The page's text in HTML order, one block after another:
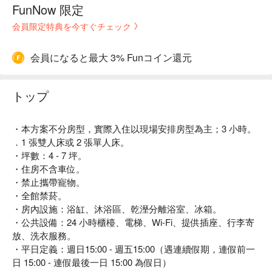
FunNow 限定
会員限定特典を今すぐチェック
会員になると最大 3% Funコイン還元
トップ
・本方案不分房型，實際入住以現場安排房型為主；3 小時。
．1 張雙人床或 2 張單人床。
・坪數：4 - 7 坪。
・住房不含車位。
・禁止攜帶寵物。
・全館禁菸。
・房內設施：浴缸、沐浴區、乾溼分離浴室、冰箱。
・公共設備：24 小時櫃檯、電梯、Wi-Fi、提供插座、行李寄
放、洗衣服務。
・平日定義：週日15:00 - 週五15:00（遇連續假期，連假前一
日 15:00 - 連假最後一日 15:00 為假日）